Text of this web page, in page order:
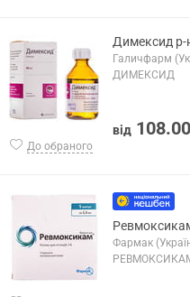
До обраного
Димексид р-
Галичфарм
ДИМЕКСИД
від 108.00
Фармак